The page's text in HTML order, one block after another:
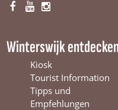
F
e
Y
T
u
b
e
W
I
t
a
g
r
a
Winterswijk entdecken
Kiosk
Tourist Information
Tipps und
Empfehlungen